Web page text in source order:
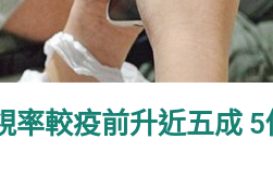
率較疫前升近五成